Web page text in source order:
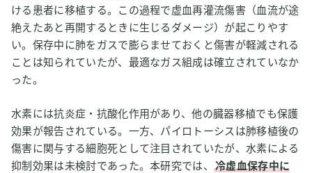
ける患者に移植する。この過程で虚血再灌流傷害（血流が途
絶えたあと再開するときに生じるダメージ）が起こりやす
い。保存中に肺をガスで膨らませておくと傷害が軽減される
ことは知られていたが、最適なガス組成は確立されていなか
った。
水素には抗炎症・抗酸化作用があり、他の臓器移植でも保護
効果が報告されている。一方、パイロトーシスは肺移植後の
傷害に関与する細胞死として注目されていたが、水素による
抑制効果は未検討であった。本研究では、冷虚血保存中に